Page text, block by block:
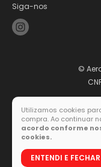
Siga-nos
©
Utilizamos cookies
compra. Ao continuar
acordo conforme
cookies.
ENTENDI E FECHAR